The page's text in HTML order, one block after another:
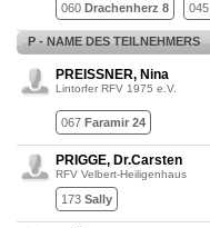
060 Drachenherz 8 045
P - NAME DES TEILNEHMERS
PREISSNER, Nina
Lintorfer RFV 1975 e.V.
067 Faramir 24
PRIGGE, Dr.Carsten
RFV Velbert-Heiligenhaus
173 Sally